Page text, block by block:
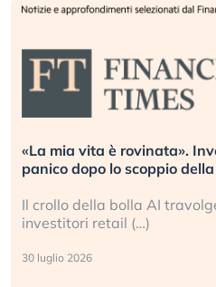
«La mia vita è rovinata».
panico dopo lo scoppio
Il crollo della bolla AI
investitori retail (…)
30 luglio 2026